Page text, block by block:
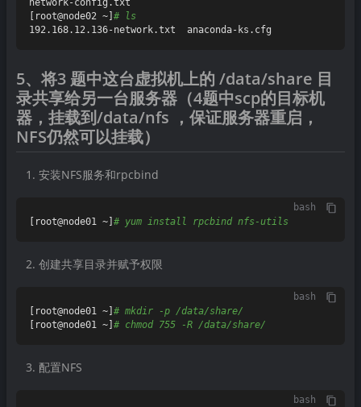
network-config.txt
[root@node02 ~] # ls
5、将3 题中这台虚拟机上的 /data/share 目
录共享给另一台服务器（4题中scp的目标机
器，挂载到/data/nfs ，保证服务器重启，
NFS仍然可以挂载）
安装NFS服务和rpcbind
bash
[root@node01 ~] # yum install rpcbind nfs-utils
创建共享目录并赋予权限
bash
[root@node01 ~] # mkdir -p /data/share/
[root@node01 ~] # chmod 755 -R /data/share/
配置NFS
bash